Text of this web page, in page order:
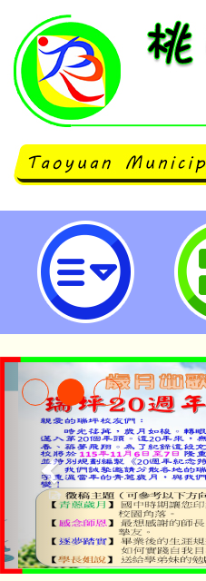
國立臺灣圖書館
唱競賽-桃園市立
公告本